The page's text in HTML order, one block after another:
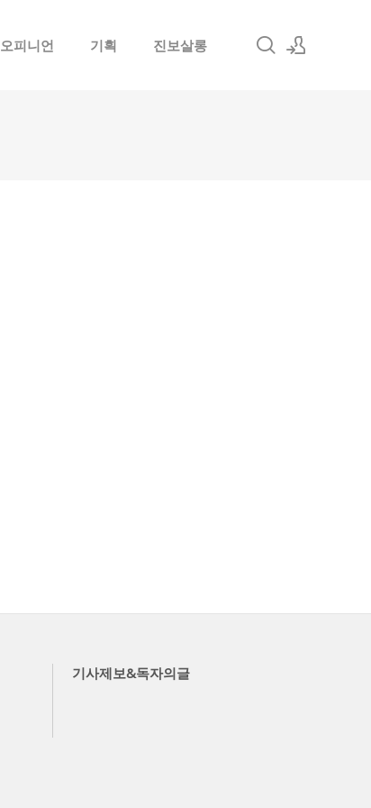
오피니언 기획 진보살롱
기사제보&독자의글